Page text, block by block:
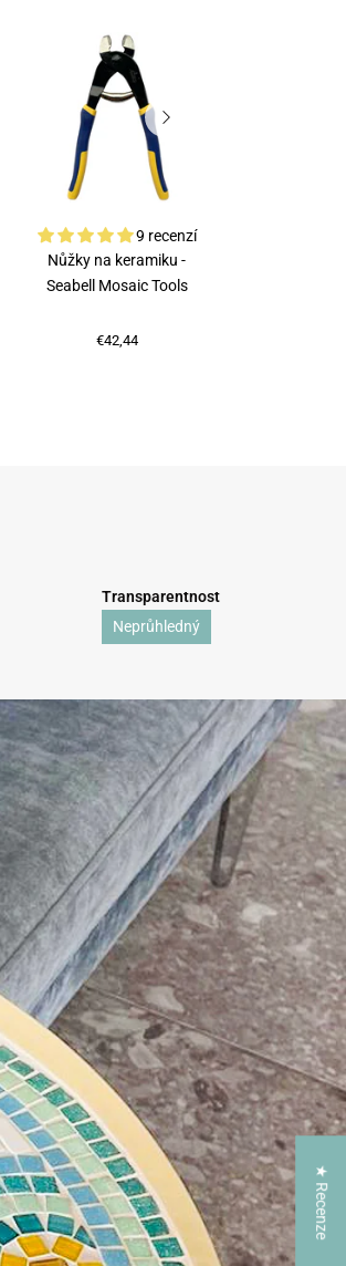
9 recenzí
Nůžky na keramiku -
Seabell Mosaic Tools
€42,44
Transparentnost
Neprůhledný
★ Recenze